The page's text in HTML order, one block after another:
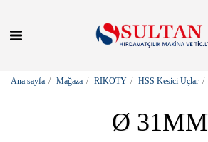
Ana sayfa Mağaza RIKOTY HSS Kesici Uçlar
Ø 31MM